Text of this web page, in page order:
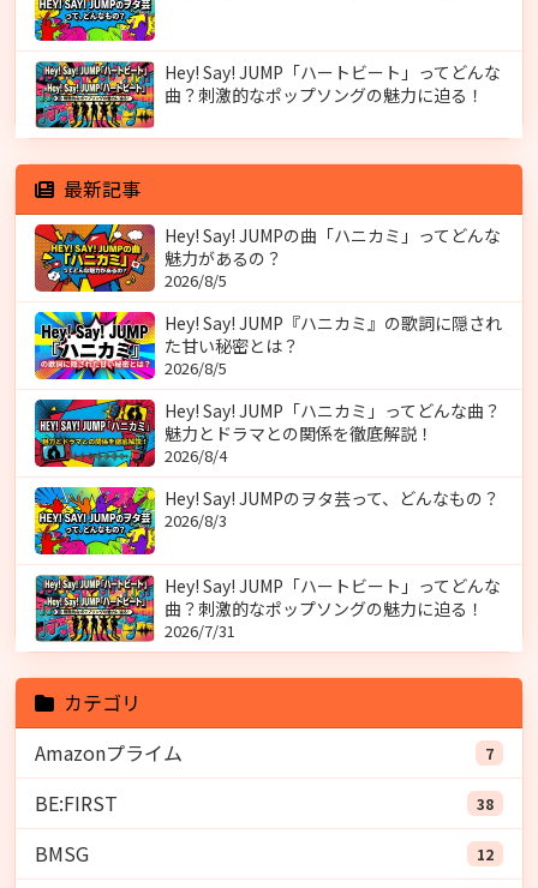
Hey! Say! JUMP「ハートビート」ってどんな
曲？刺激的なポップソングの魅力に迫る！
最新記事
Hey! Say! JUMPの曲「ハニカミ」ってどんな
魅力があるの？
2026/8/5
Hey! Say! JUMP『ハニカミ』の歌詞に隠され
た甘い秘密とは？
2026/8/5
Hey! Say! JUMP「ハニカミ」ってどんな曲？
魅力とドラマとの関係を徹底解説！
2026/8/4
Hey! Say! JUMPのヲタ芸って、どんなもの？
2026/8/3
Hey! Say! JUMP「ハートビート」ってどんな
曲？刺激的なポップソングの魅力に迫る！
2026/7/31
カテゴリ
Amazonプライム
7
BE:FIRST 38
BMSG 12